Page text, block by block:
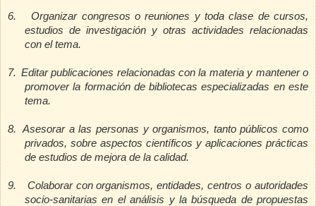
6.
Organizar congresos o reuniones y toda clase de cursos,
estudios de investigación y otras actividades relacionadas
con el tema.
7. Editar publicaciones relacionadas con la materia y mantener o
promover la formación de bibliotecas especializadas en este
tema.
8.
Asesorar a las personas y organismos, tanto públicos como
privados, sobre aspectos científicos y aplicaciones prácticas
de estudios de mejora de la calidad.
9.
Colaborar con organismos, entidades, centros o autoridades
socio-sanitarias en el análisis y la búsqueda de propuestas